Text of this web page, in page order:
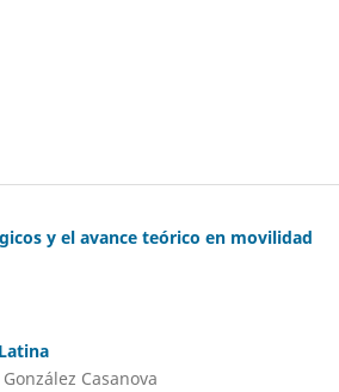
y el avance teórico en movilidad
Casanova